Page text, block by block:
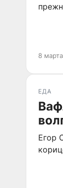
8
ЕДА
Егор